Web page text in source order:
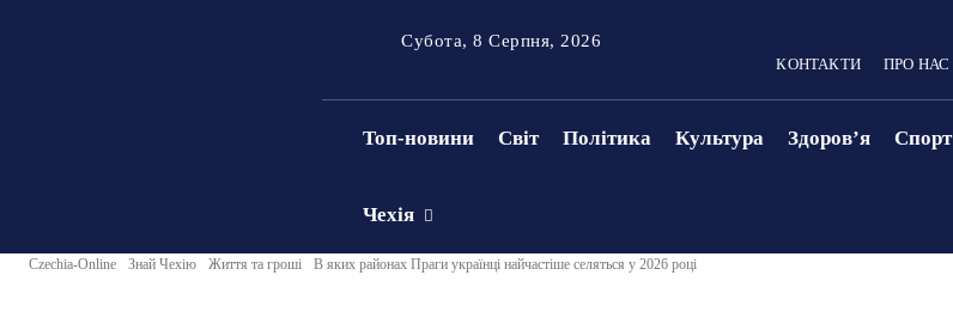
Субота, 8 Серпня, 2026
КОНТАКТИ ПРО НАС
Топ-новини Світ Політика Культура Здоровʼя Спорт
Чехія
Czechia-Online Знай Чехію Життя та гроші В яких районах Праги українці найчастіше селяться у 2026 році